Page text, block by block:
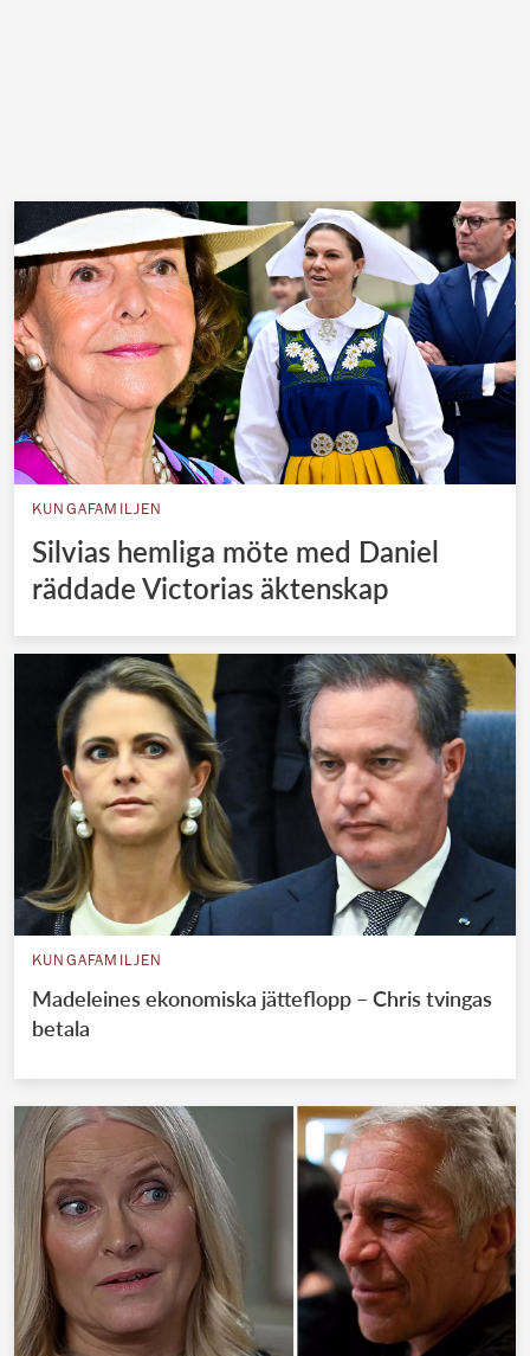
KUNGAFAMILJEN
Silvias hemliga möte med Daniel
räddade Victorias äktenskap
KUNGAFAMILJEN
Madeleines ekonomiska jätteflopp – Chris tvingas
betala